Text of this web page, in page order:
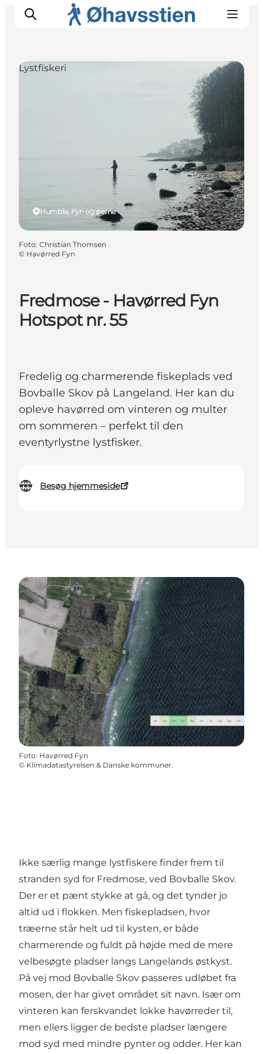
Fredmose - Havørred Fyn
Hotspot nr. 55
Fredelig og charmerende fiskeplads ved
Bovballe Skov på Langeland. Her kan du
opleve havørred om vinteren og multer
om sommeren – perfekt til den
eventyrlystne lystfisker.
Besøg hjemmeside
Humble, Fyn og øerne
Lystfiskeri
Foto: Christian Thomsen
© Havørred Fyn
Foto: Havørred Fyn
© Klimadatastyrelsen & Danske kommuner.
Ikke særlig mange lystfiskere finder frem til
stranden syd for Fredmose, ved Bovballe Skov.
Der er et pænt stykke at gå, og det tynder jo
altid ud i flokken. Men fiskepladsen, hvor
træerne står helt ud til kysten, er både
charmerende og fuldt på højde med de mere
velbesøgte pladser langs Langelands østkyst.
På vej mod Bovballe Skov passeres udløbet fra
mosen, der har givet området sit navn. Især om
vinteren kan ferskvandet lokke havørreder til,
men ellers ligger de bedste pladser længere
mod syd med mindre pynter og odder. Her kan